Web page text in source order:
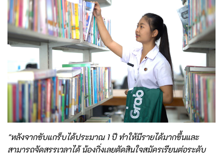
"หลังจากขับแกร็บได้ประมาณ 1 ปี ทำให้มีรายได้มากขึ้นและ
สามารถจัดสรรเวลาได้ น้องกิ่งเลยตัดสินใจสมัครเรียนต่อระดับ